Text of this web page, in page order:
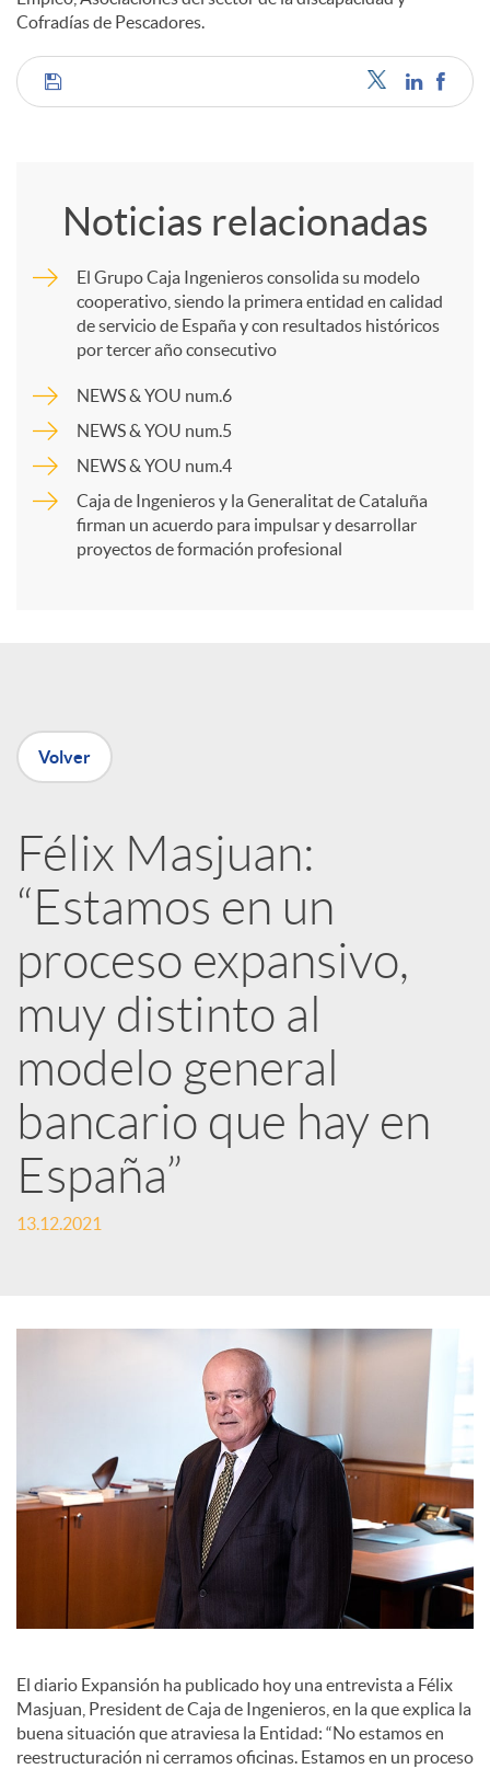
Cofradías de Pescadores.
C
a
r
e
R
e
d
e
s
S
a
s
Noticias relacionadas
El Grupo Caja Ingenieros consolida su modelo
cooperativo, siendo la primera entidad en calidad
de servicio de España y con resultados históricos
por tercer año consecutivo
NEWS & YOU num.6
NEWS & YOU num.5
NEWS & YOU num.4
Caja de Ingenieros y la Generalitat de Cataluña
firman un acuerdo para impulsar y desarrollar
proyectos de formación profesional
Volver
Félix Masjuan:
“Estamos en un
proceso expansivo,
muy distinto al
modelo general
bancario que hay en
España”
13.12.2021
El diario Expansión ha publicado hoy una entrevista a Félix
Masjuan, President de Caja de Ingenieros, en la que explica la
buena situación que atraviesa la Entidad: “No estamos en
reestructuración ni cerramos oficinas. Estamos en un proceso